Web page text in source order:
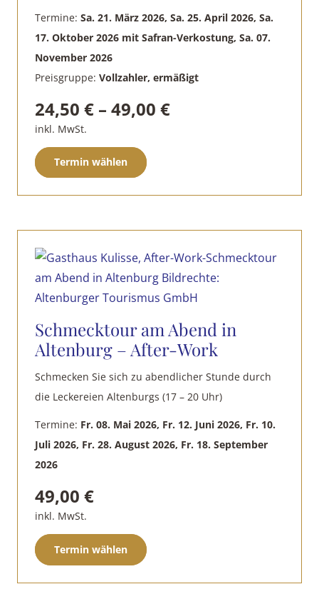
Termine: Sa. 21. März 2026, Sa. 25. April 2026, Sa.
17. Oktober 2026 mit Safran-Verkostung, Sa. 07.
November 2026
Preisgruppe: Vollzahler, ermäßigt
24,50 € – 49,00 €
inkl. MwSt.
Termin wählen
Dieses
weist
auf.
Die
Optionen
auf
der
Produktseite
gewählt
Schmecktour am Abend in
Altenburg – After-Work
Schmecken Sie sich zu abendlicher Stunde durch
die Leckereien Altenburgs (17 – 20 Uhr)
Termine: Fr. 08. Mai 2026, Fr. 12. Juni 2026, Fr. 10.
Juli 2026, Fr. 28. August 2026, Fr. 18. September
2026
49,00 €
inkl. MwSt.
Termin wählen
Dieses
weist